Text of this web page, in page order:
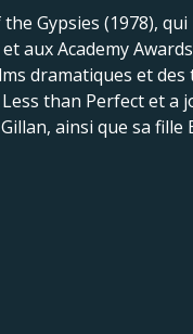
Gypsies (1978),
aux Academy
dramatiques et
than Perfect et a
ainsi que sa fille